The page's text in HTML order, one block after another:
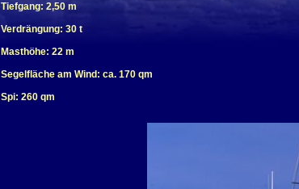
Tiefgang: 2,50 m
Verdrängung: 30 t
Masthöhe: 22 m
Segelfläche am Wind: ca. 170 qm
Spi: 260 qm